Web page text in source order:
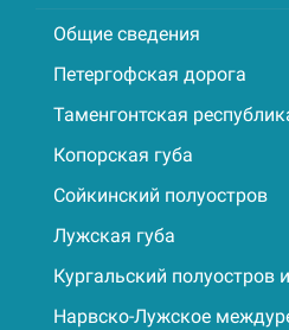
Общие сведения
Петергофская дорога
Таменгонтская
Копорская губа
Сойкинский полуостров
Лужская губа
Кургальский
Нарвско-Лужское